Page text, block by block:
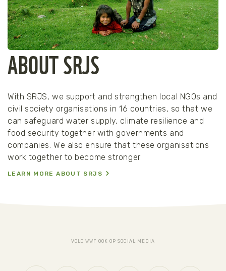
ABOUT SRJS
With SRJS, we support and strengthen local NGOs and
civil society organisations in 16 countries, so that we
can safeguard water supply, climate resilience and
food security together with governments and
companies. We also ensure that these organisations
work together to become stronger.
LEARN MORE ABOUT SRJS
VOLG WWF OOK OP SOCIAL MEDIA